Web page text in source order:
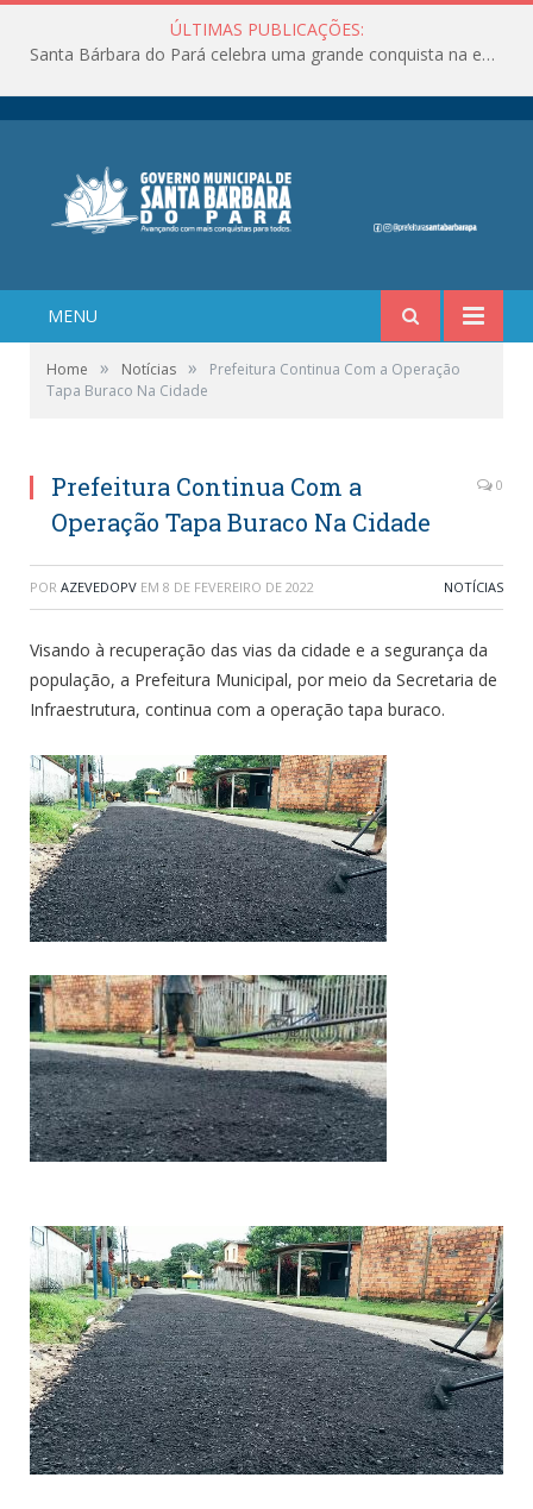
ÚLTIMAS PUBLICAÇÕES:
Santa Bárbara do Pará celebra uma grande conquista na educação!
MENU
Home » Notícias »
Prefeitura Continua Com a Operação
Tapa Buraco Na Cidade
Prefeitura Continua Com a
Operação Tapa Buraco Na Cidade
0
POR AZEVEDOPV EM 8 DE FEVEREIRO DE 2022 NOTÍCIAS
Visando à recuperação das vias da cidade e a segurança da
população, a Prefeitura Municipal, por meio da Secretaria de
Infraestrutura, continua com a operação tapa buraco.